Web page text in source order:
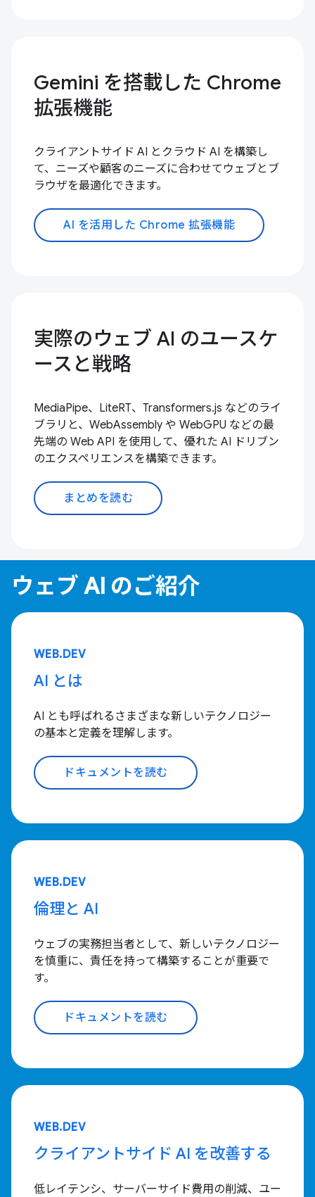
Gemini を搭載した Chrome
拡張機能
クライアントサイド AI とクラウド AI を構築し
て、ニーズや顧客のニーズに合わせてウェブとブ
ラウザを最適化できます。
AI を活用した Chrome 拡張機能
実際のウェブ AI のユースケ
ースと戦略
MediaPipe、LiteRT、Transformers.js などのライ
ブラリと、WebAssembly や WebGPU などの最
先端の Web API を使用して、優れた AI ドリブン
のエクスペリエンスを構築できます。
まとめを読む
ウェブ AI のご紹介
WEB.DEV
AI とは
AI とも呼ばれるさまざまな新しいテクノロジー
の基本と定義を理解します。
ドキュメントを読む
WEB.DEV
倫理と AI
ウェブの実務担当者として、新しいテクノロジー
を慎重に、責任を持って構築することが重要で
す。
ドキュメントを読む
WEB.DEV
クライアントサイド AI を改善する
低レイテンシ、サーバーサイド費用の削減、ユー